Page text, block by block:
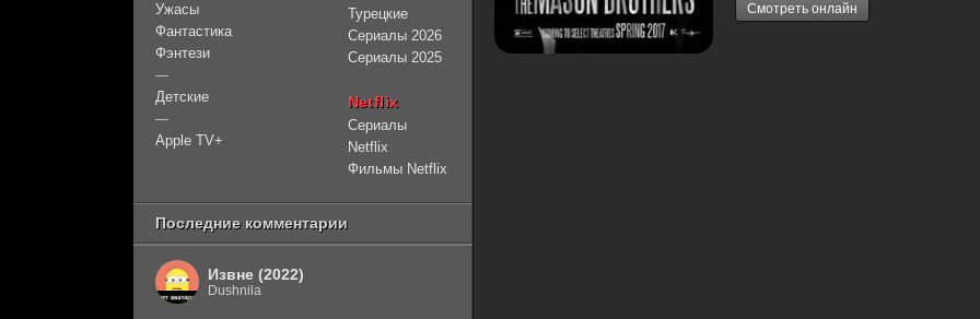
Смотреть онлайн
Ужасы
Фантастика
Фэнтези
—
Детские
—
Apple TV+
Турецкие
Сериалы 2026
Сериалы 2025
Netflix
Сериалы
Netflix
Фильмы Netflix
Последние комментарии
Извне (2022)
Dushnila